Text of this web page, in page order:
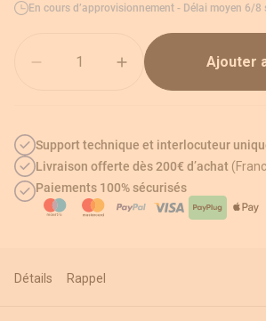
En cours d’approvisionnement - Délai moyen 6/8
Ajouter
Support technique et interlocuteur
Livraison offerte dès 200€ d’achat
Paiements 100% sécurisés
Détails Rappel